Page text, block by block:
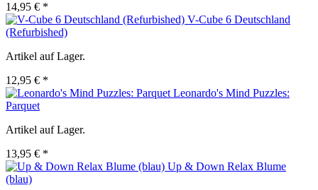
14,95 € *
V-Cube 6 Deutschland
(Refurbished)
Artikel auf Lager.
12,95 € *
Leonardo's Mind Puzzles:
Parquet
Artikel auf Lager.
13,95 € *
Up & Down Relax Blume
(blau)